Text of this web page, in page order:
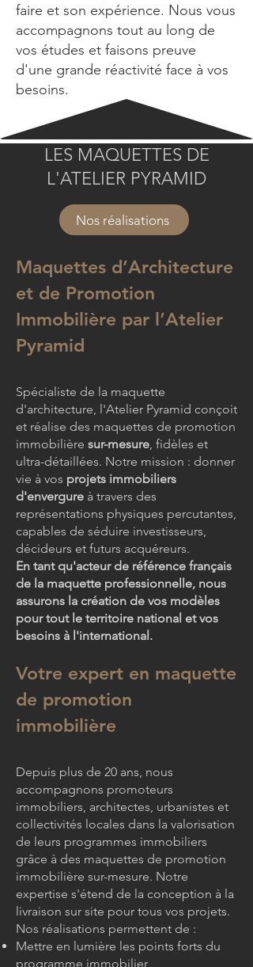
faire et son expérience. Nous vous
accompagnons tout au long de
vos études et faisons preuve
d'une grande réactivité face à vos
besoins.
LES MAQUETTES DE
L'ATELIER PYRAMID
Nos réalisations
Maquettes d’Architecture
et de Promotion
Immobilière par l’Atelier
Pyramid
Spécialiste de la maquette
d'architecture, l'Atelier Pyramid conçoit
et réalise des maquettes de promotion
immobilière sur-mesure, fidèles et
ultra-détaillées. Notre mission : donner
vie à vos projets immobiliers
d'envergure à travers des
représentations physiques percutantes,
capables de séduire investisseurs,
décideurs et futurs acquéreurs.
En tant qu'acteur de référence français
de la maquette professionnelle, nous
assurons la création de vos modèles
pour tout le territoire national et vos
besoins à l'international.
Votre expert en maquette
de promotion
immobilière
Depuis plus de 20 ans, nous
accompagnons promoteurs
immobiliers, architectes, urbanistes et
collectivités locales dans la valorisation
de leurs programmes immobiliers
grâce à des maquettes de promotion
immobilière sur-mesure. Notre
expertise s'étend de la conception à la
livraison sur site pour tous vos projets.
Nos réalisations permettent de :
Mettre en lumière les points forts du
programme immobilier,